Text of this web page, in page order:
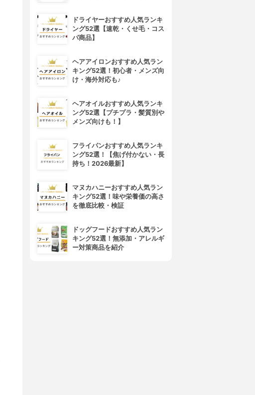
ドライヤーおすすめ人気ランキ
ング52選【速乾・くせ毛・コス
パ商品】
ヘアアイロンおすすめ人気ラン
キング52選！初心者・メンズ向
け・海外対応も♪
ヘアオイルおすすめ人気ランキ
ング52選【プチプラ・髪質別や
メンズ向けも！】
フライパンおすすめ人気ランキ
ング52選！【焦げ付かない・長
持ち！2026最新】
マヌカハニーおすすめ人気ラン
キング52選！味や栄養価の高さ
を徹底比較・検証
ドッグフードおすすめ人気ラン
キング52選！無添加・アレルギ
ー対策商品を紹介